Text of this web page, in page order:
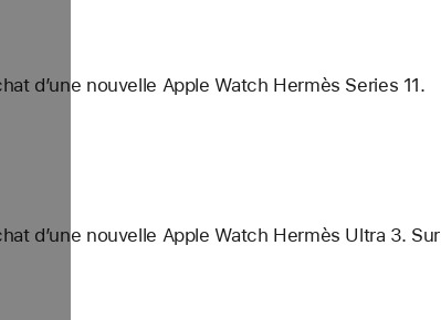
d’une nouvelle Apple Watch Hermès Series 11.
d’une nouvelle Apple Watch Hermès Ultra 3. Sur